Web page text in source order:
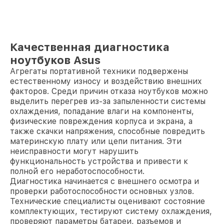
Качественная диагностика
ноутбуков Asus
Агрегаты портативной техники подвержены
естественному износу и воздействию внешних
факторов. Среди причин отказа ноутбуков можно
выделить перегрев из-за запыленности системы
охлаждения, попадание влаги на компоненты,
физические повреждения корпуса и экрана, а
также скачки напряжения, способные повредить
материнскую плату или цепи питания. Эти
неисправности могут нарушить
функциональность устройства и привести к
полной его неработоспособности.
Диагностика начинается с внешнего осмотра и
проверки работоспособности основных узлов.
Технические специалисты оценивают состояние
комплектующих, тестируют систему охлаждения,
проверяют параметры батареи, разъемов и